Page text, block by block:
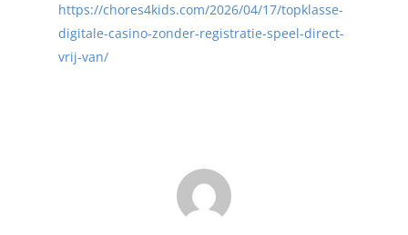
https://chores4kids.com/2026/04/17/topklasse-
digitale-casino-zonder-registratie-speel-direct-
vrij-van/